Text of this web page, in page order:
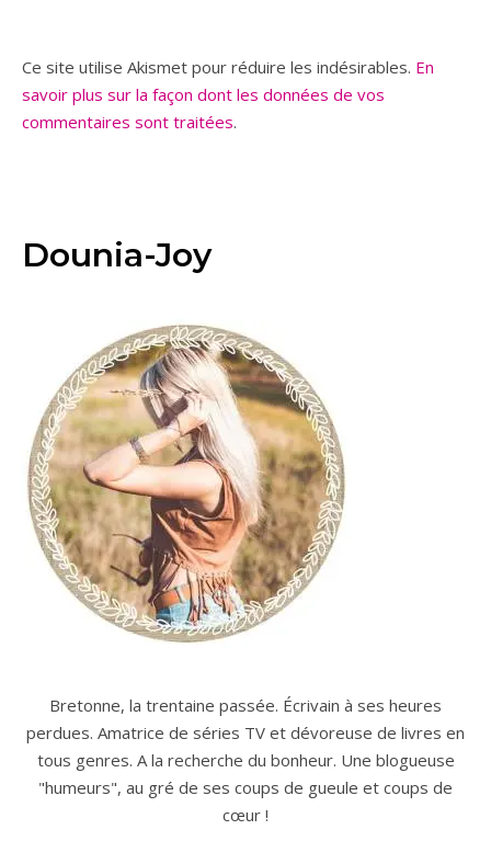
Ce site utilise Akismet pour réduire les indésirables. En
savoir plus sur la façon dont les données de vos
commentaires sont traitées.
Dounia-Joy
Bretonne, la trentaine passée. Écrivain à ses heures
perdues. Amatrice de séries TV et dévoreuse de livres en
tous genres. A la recherche du bonheur. Une blogueuse
"humeurs", au gré de ses coups de gueule et coups de
cœur !